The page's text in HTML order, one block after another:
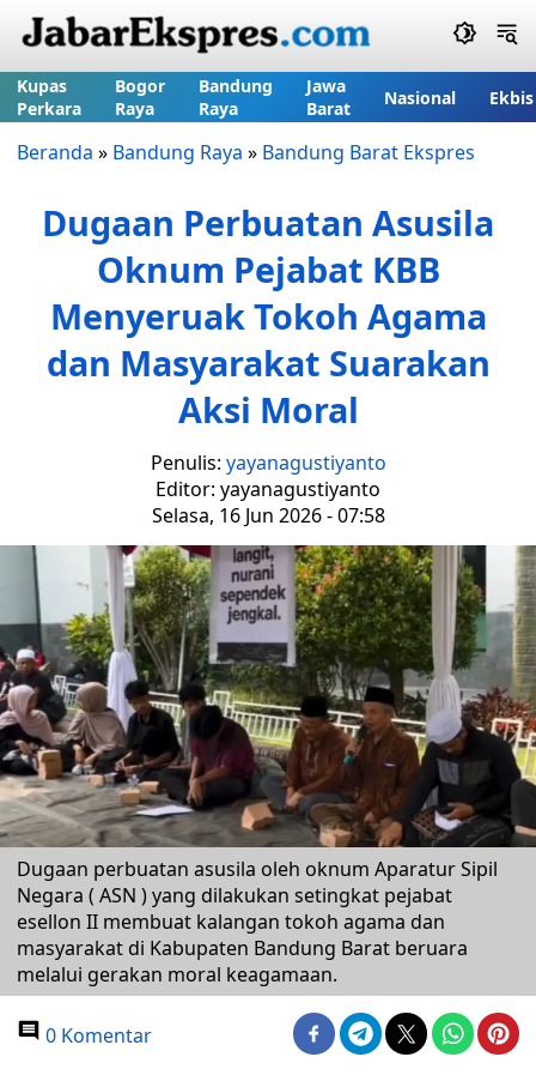
Kupas
Perkara
Bogor
Raya
Bandung
Raya
Jawa
Barat
Nasional Ekbis
Beranda » Bandung Raya » Bandung Barat Ekspres
Dugaan Perbuatan Asusila
Oknum Pejabat KBB
Menyeruak Tokoh Agama
dan Masyarakat Suarakan
Aksi Moral
Penulis: yayanagustiyanto
Editor: yayanagustiyanto
Selasa, 16 Jun 2026 - 07:58
Dugaan perbuatan asusila oleh oknum Aparatur Sipil
Negara ( ASN ) yang dilakukan setingkat pejabat
esellon II membuat kalangan tokoh agama dan
masyarakat di Kabupaten Bandung Barat beruara
melalui gerakan moral keagamaan.
0 Komentar